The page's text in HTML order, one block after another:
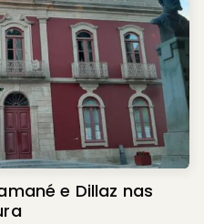
e Dillaz nas